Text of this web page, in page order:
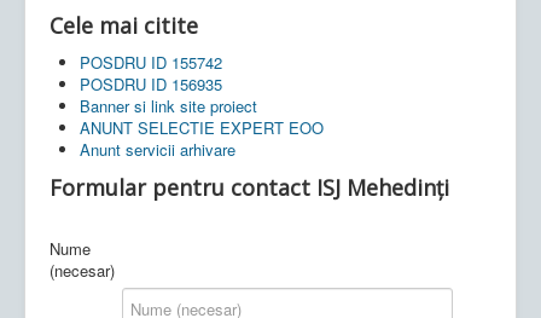
Cele mai citite
POSDRU ID 155742
POSDRU ID 156935
Banner si link site proiect
ANUNT SELECTIE EXPERT EOO
Anunt servicii arhivare
Formular pentru contact ISJ Mehedinți
Nume
(necesar)